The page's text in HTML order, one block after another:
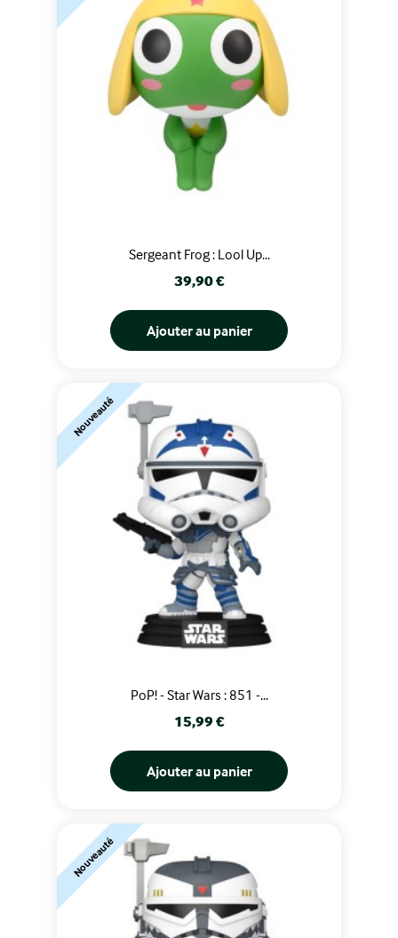
Sergeant Frog : Lool Up...
Prix
39,90 €
Ajouter au panier
PoP! - Star Wars : 851 -...
Prix
15,99 €
Ajouter au panier
Nouveauté
Nouveauté